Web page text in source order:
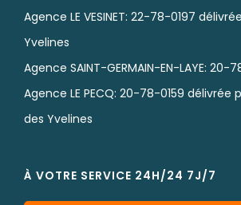
Agence LE VESINET: 22-78-0197
Yvelines
Agence SAINT-GERMAIN-EN-LAYE: 20-
Agence LE PECQ: 20-78-0159 délivrée
des Yvelines
À VOTRE SERVICE 24H/24 7J/7